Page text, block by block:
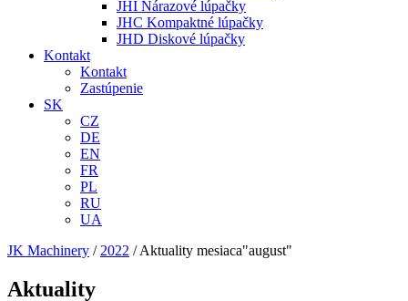
JHI Nárazové lúpačky
JHC Kompaktné lúpačky
JHD Diskové lúpačky
Kontakt
Kontakt
Zastúpenie
SK
CZ
DE
EN
FR
PL
RU
UA
JK Machinery / 2022 /Aktuality mesiaca"august"
Aktuality